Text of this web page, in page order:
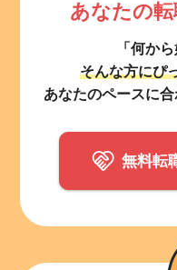
あなたの
「何か
そんな方にぴ
あなたのペースに
無料転